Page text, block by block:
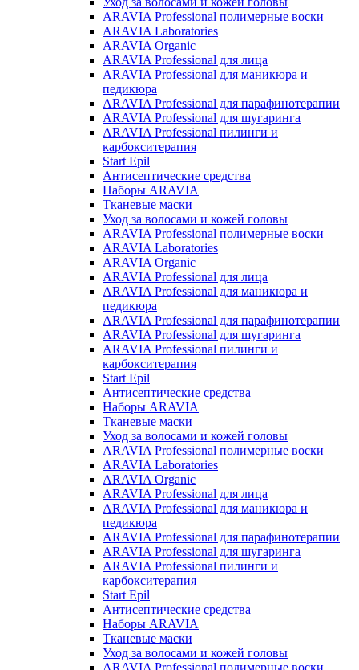
ARAVIA Professional полимерные воски
ARAVIA Laboratories
ARAVIA Organic
ARAVIA Professional для лица
ARAVIA Professional для маникюра и
педикюра
ARAVIA Professional для парафинотерапии
ARAVIA Professional для шугаринга
ARAVIA Professional пилинги и
карбокситерапия
Start Epil
Антисептические средства
Наборы ARAVIA
Тканевые маски
Уход за волосами и кожей головы
ARAVIA Professional полимерные воски
ARAVIA Laboratories
ARAVIA Organic
ARAVIA Professional для лица
ARAVIA Professional для маникюра и
педикюра
ARAVIA Professional для парафинотерапии
ARAVIA Professional для шугаринга
ARAVIA Professional пилинги и
карбокситерапия
Start Epil
Антисептические средства
Наборы ARAVIA
Тканевые маски
Уход за волосами и кожей головы
ARAVIA Professional полимерные воски
ARAVIA Laboratories
ARAVIA Organic
ARAVIA Professional для лица
ARAVIA Professional для маникюра и
педикюра
ARAVIA Professional для парафинотерапии
ARAVIA Professional для шугаринга
ARAVIA Professional пилинги и
карбокситерапия
Start Epil
Антисептические средства
Наборы ARAVIA
Тканевые маски
Уход за волосами и кожей головы
ARAVIA Professional полимерные воски